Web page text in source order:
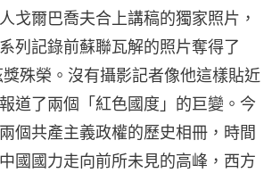
戈爾巴喬夫合上講稿的獨家照片，
列記錄前蘇聯瓦解的照片奪得了
殊榮。沒有攝影記者像他這樣貼近
道了兩個「紅色國度」的巨變。今
個共產主義政權的歷史相冊，時間
國國力走向前所未見的高峰，西方